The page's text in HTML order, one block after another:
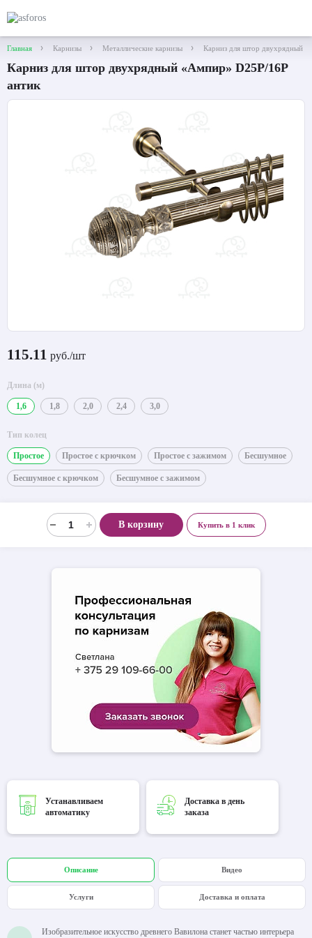
Главная Карнизы Металлические карнизы Карниз для штор двухрядный
Карниз для штор двухрядный «Ампир» D25Р/16Р
антик
115.11 руб./шт
Длина (м)
1,6 1,8 2,0 2,4 3,0
Тип колец
Простое Простое с крючком Простое с зажимом Бесшумное
Бесшумное с крючком Бесшумное с зажимом
В корзину Купить в 1 клик
Устанавливаем
автоматику
Доставка в день
заказа
Описание Видео
Услуги Доставка и оплата
Изобразительное искусство древнего Вавилона станет частью интерьера